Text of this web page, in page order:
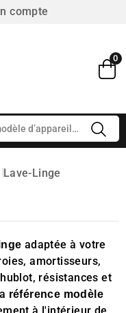
compte
0
Lave-Linge
adaptée à votre
amortisseurs,
résistances et
référence modèle